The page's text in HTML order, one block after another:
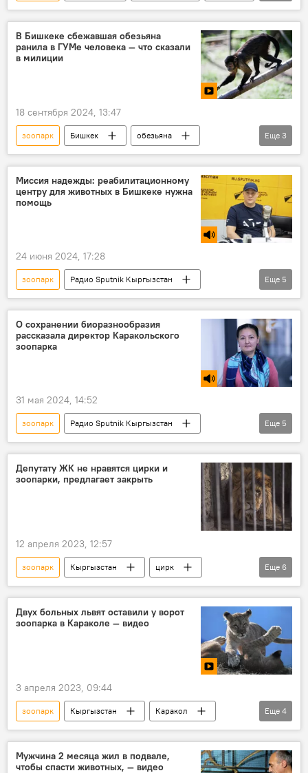
животные
нападение
В Бишкеке сбежавшая обезьяна
ранила в ГУМе человека — что сказали
в милиции
18 сентября 2024, 13:47
зоопарк Бишкек
обезьяна
торговый центр
нападение
Ранение
Еще 3
Миссия надежды: реабилитационному
центру для животных в Бишкеке нужна
помощь
24 июня 2024, 17:28
зоопарк
Радио Sputnik Кыргызстан
Кыргызстан
Бишкек
животные
помощь
Еще 5
О сохранении биоразнообразия
рассказала директор Каракольского
зоопарка
31 мая 2024, 14:52
зоопарк
Радио Sputnik Кыргызстан
Кыргызстан
Каракол
животные
сохранение
Еще 5
Депутату ЖК не нравятся цирки и
зоопарки, предлагает закрыть
12 апреля 2023, 12:57
зоопарк Кыргызстан
цирк
закрытие
Жанар Акаев
животные
свобода
Новости Киргизии
Еще 6
Двух больных львят оставили у ворот
зоопарка в Караколе — видео
3 апреля 2023, 09:44
зоопарк Кыргызстан
Каракол
львенок
болезнь
видео
Общественный фонд "Бугу-Эне"
Еще 4
Мужчина 2 месяца жил в подвале,
чтобы спасти животных, — видео